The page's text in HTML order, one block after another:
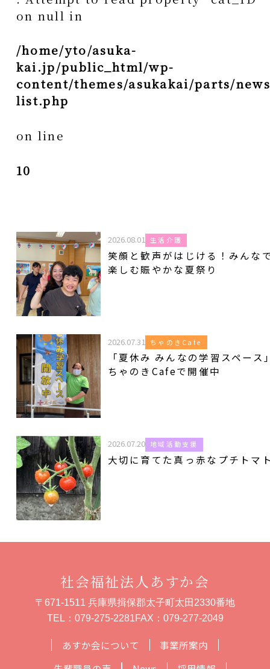
on null in
/home/yto/asuka-
kai.jp/public_html/wp-
content/themes/asukakai/parts/
list.php
on line
10
2026.08.01 生活介護
笑顔と歓声がはじける！みんな
楽しむ賑やかな夏祭り
2026.07.31 ちゃのきCafe
「夏休み みんなの学習スペース
ちゃのきCafeで開催中
2026.07.20 地域活動支援
大切に育てた真っ赤なプチトマ
あすか会について
事業所案内
社会福祉法人あすか会
〒671-1511 兵庫県揖保郡太子町太田2330番地
TEL： 079-275-2281FAX：079-277-2049